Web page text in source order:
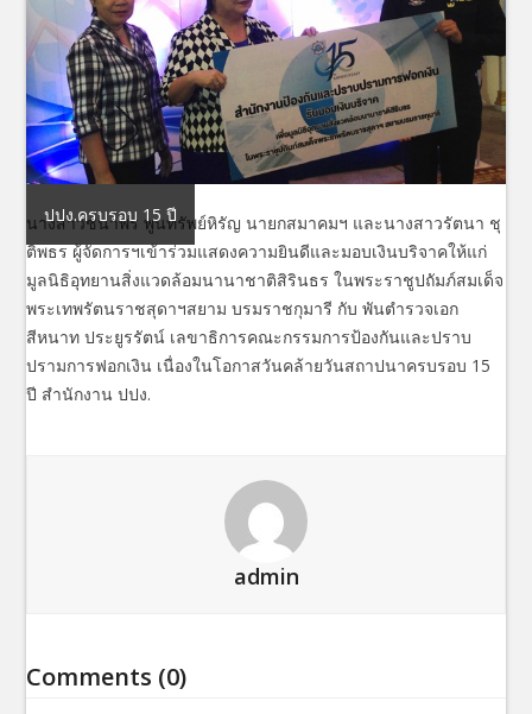
ปปง.ครบรอบ 15 ปี
นางสาวชนาพร พูนทรัพย์หิรัญ นายกสมาคมฯ และนางสาวรัตนา ชุ
ติพธร ผู้จัดการฯเข้าร่วมแสดงความยินดีและมอบเงินบริจาคให้แก่
มูลนิธิอุทยานสิ่งแวดล้อมนานาชาติสิรินธร ในพระราชูปถัมภ์สมเด็จ
พระเทพรัตนราชสุดาฯสยาม บรมราชกุมารี กับ พันตำรวจเอก
สีหนาท ประยูรรัตน์ เลขาธิการคณะกรรมการป้องกันและปราบ
ปรามการฟอกเงิน เนื่องในโอกาสวันคล้ายวันสถาปนาครบรอบ 15
ปี สำนักงาน ปปง.
admin
Comments (0)